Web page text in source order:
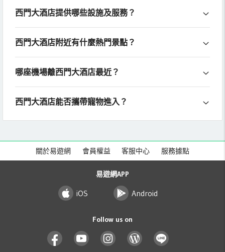
西門大酒店提供哪些設施及服務？
西門大酒店附近有什麼熱門景點？
哪座機場離西門大酒店最近？
西門大酒店能否攜帶寵物進入？
關於易遊網 會員權益 客服中心 服務據點
易遊網APP
iOS Android
Follow us on